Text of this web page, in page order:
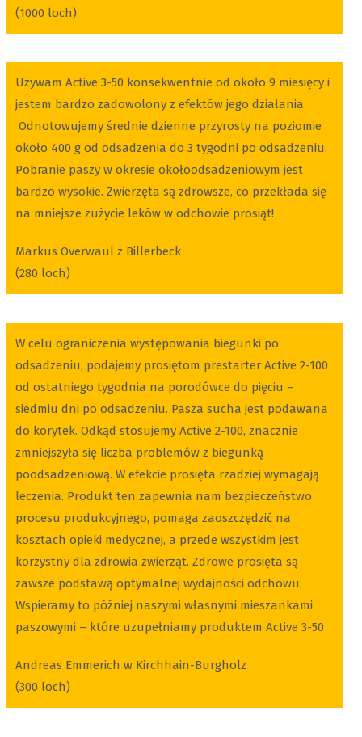
(1000 loch)
Używam Active 3-50 konsekwentnie od około 9 miesięcy i
jestem bardzo zadowolony z efektów jego działania.
Odnotowujemy średnie dzienne przyrosty na poziomie
około 400 g od odsadzenia do 3 tygodni po odsadzeniu.
Pobranie paszy w okresie okołoodsadzeniowym jest
bardzo wysokie. Zwierzęta są zdrowsze, co przekłada się
na mniejsze zużycie leków w odchowie prosiąt!
Markus Overwaul z Billerbeck
(280 loch)
W celu ograniczenia występowania biegunki po
odsadzeniu, podajemy prosiętom prestarter Active 2-100
od ostatniego tygodnia na porodówce do pięciu –
siedmiu dni po odsadzeniu. Pasza sucha jest podawana
do korytek. Odkąd stosujemy Active 2-100, znacznie
zmniejszyła się liczba problemów z biegunką
poodsadzeniową. W efekcie prosięta rzadziej wymagają
leczenia. Produkt ten zapewnia nam bezpieczeństwo
procesu produkcyjnego, pomaga zaoszczędzić na
kosztach opieki medycznej, a przede wszystkim jest
korzystny dla zdrowia zwierząt. Zdrowe prosięta są
zawsze podstawą optymalnej wydajności odchowu.
Wspieramy to później naszymi własnymi mieszankami
paszowymi – które uzupełniamy produktem Active 3-50
Andreas Emmerich w Kirchhain-Burgholz
(300 loch)